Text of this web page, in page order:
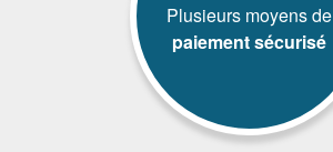
Plusieurs moyens de
paiement sécurisé